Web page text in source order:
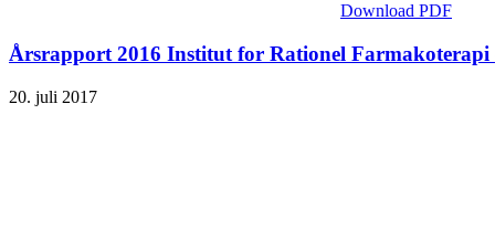
Download PDF
Årsrapport 2016 Institut for Rationel
20. juli 2017